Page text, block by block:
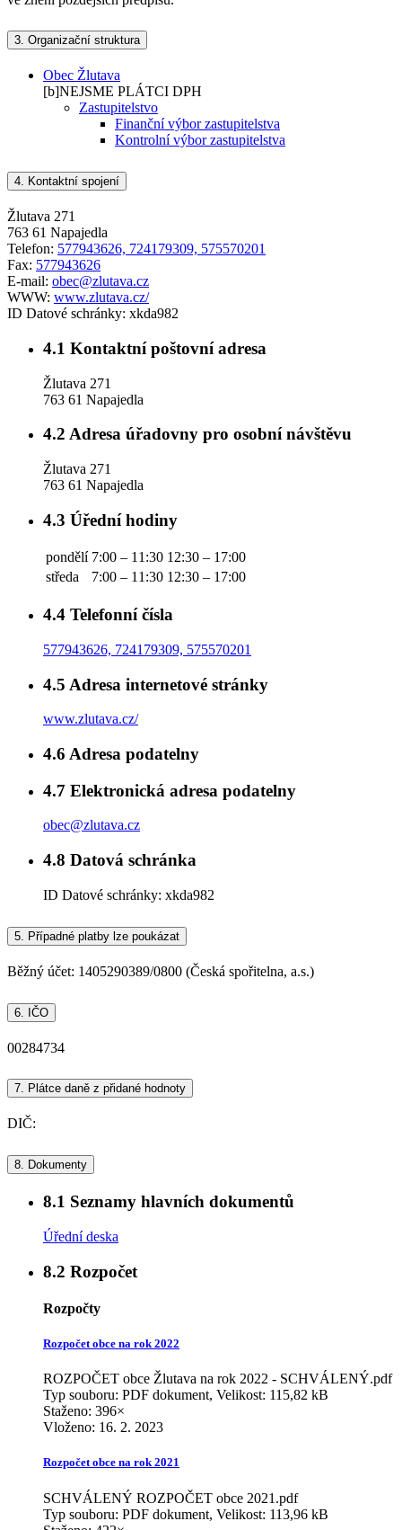
3. Organizační struktura
Obec Žlutava
[b]NEJSME PLÁTCI DPH
Zastupitelstvo
Finanční výbor zastupitelstva
Kontrolní výbor zastupitelstva
4. Kontaktní spojení
Žlutava 271
763 61 Napajedla
Telefon: 577943626, 724179309, 575570201
Fax: 577943626
E-mail: obec@zlutava.cz
WWW: www.zlutava.cz/
ID Datové schránky: xkda982
4.1 Kontaktní poštovní adresa
Žlutava 271
763 61 Napajedla
4.2 Adresa úřadovny pro osobní návštěvu
Žlutava 271
763 61 Napajedla
4.3 Úřední hodiny
pondělí 7:00 – 11:30 12:30 – 17:00
středa
7:00 – 11:30 12:30 – 17:00
4.4 Telefonní čísla
577943626, 724179309, 575570201
4.5 Adresa internetové stránky
www.zlutava.cz/
4.6 Adresa podatelny
4.7 Elektronická adresa podatelny
obec@zlutava.cz
4.8 Datová schránka
ID Datové schránky: xkda982
5. Případné platby lze poukázat
Běžný účet: 1405290389/0800 (Česká spořitelna, a.s.)
6. IČO
00284734
7. Plátce daně z přidané hodnoty
DIČ:
8. Dokumenty
8.1 Seznamy hlavních dokumentů
Úřední deska
8.2 Rozpočet
Rozpočty
Rozpočet obce na rok 2022
ROZPOČET obce Žlutava na rok 2022 - SCHVÁLENÝ.pdf
Typ souboru: PDF dokument, Velikost: 115,82 kB
Staženo: 396×
Vloženo: 16. 2. 2023
Rozpočet obce na rok 2021
SCHVÁLENÝ ROZPOČET obce 2021.pdf
Typ souboru: PDF dokument, Velikost: 113,96 kB